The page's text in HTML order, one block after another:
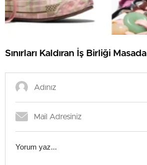
Sınırları Kaldıran İş Birliği Masada